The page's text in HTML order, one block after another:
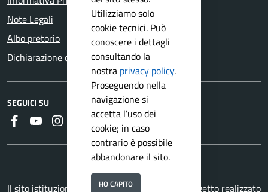
Note Legali
Albo pretorio
Dichiarazione di accessibilità
SEGUICI SU
Faceboook
YoutubeInstagram
RSS
Il sito istituzionale del Comune di Salò è un progetto realizzato
Utilizziamo solo
cookie tecnici. Può
conoscere i dettagli
consultando la
nostra privacy policy.
Proseguendo nella
navigazione si
accetta l’uso dei
cookie; in caso
contrario è possibile
abbandonare il sito.
HO CAPITO